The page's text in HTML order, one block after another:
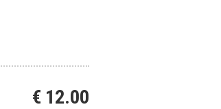
€ 12.00